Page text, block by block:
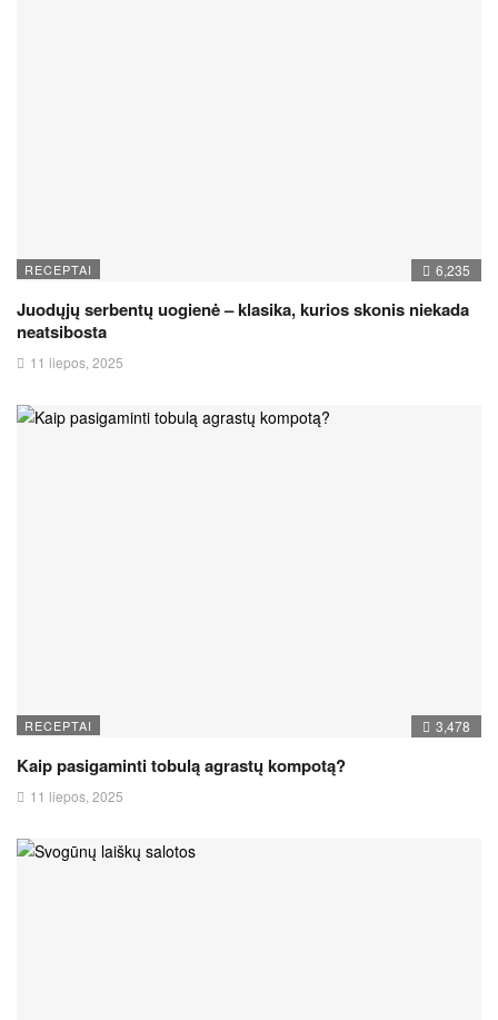
RECEPTAI 6,235
Juodųjų serbentų uogienė – klasika, kurios skonis niekada
neatsibosta
11 liepos, 2025
RECEPTAI 3,478
Kaip pasigaminti tobulą agrastų kompotą?
11 liepos, 2025